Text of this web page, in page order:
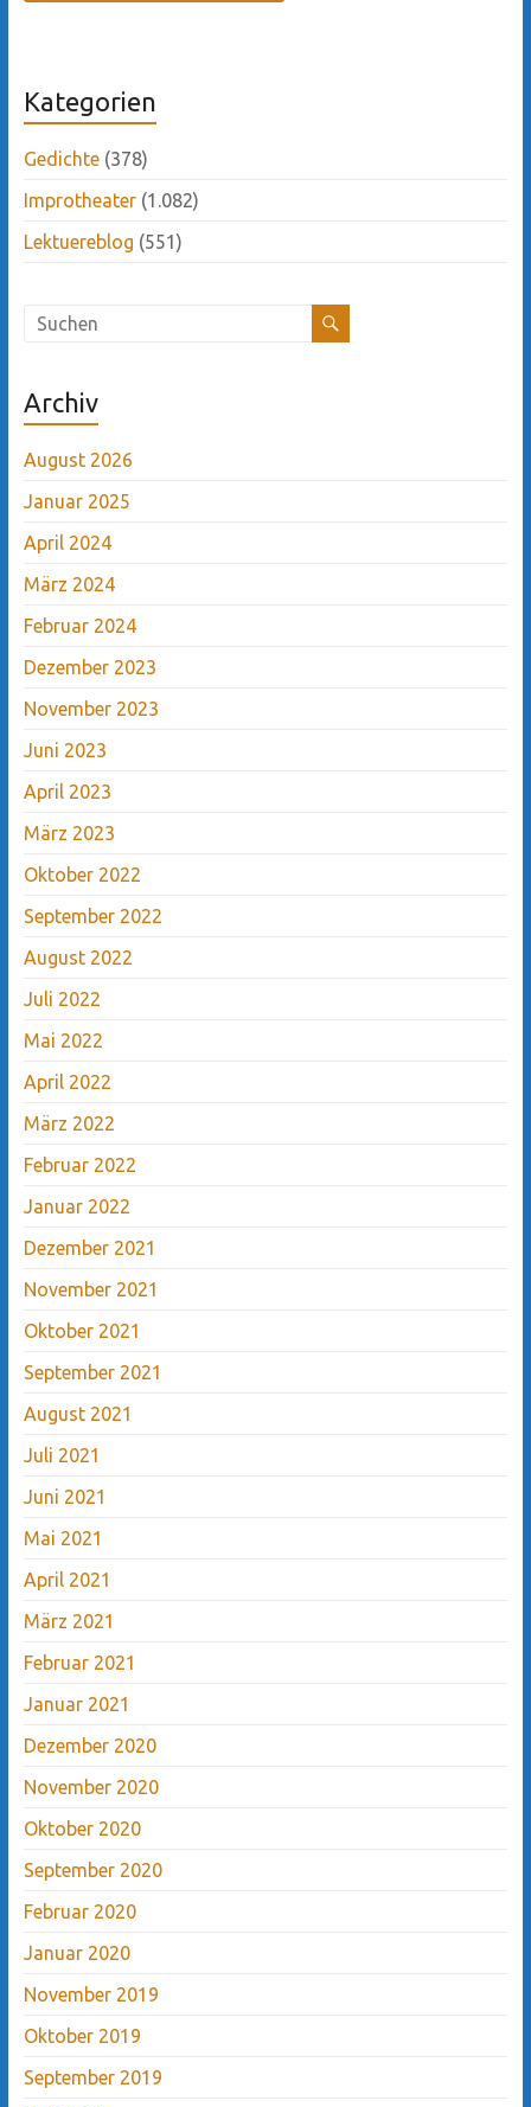
Kategorien
Gedichte(378)
Improtheater(1.082)
Lektuereblog (551)
Archiv
August 2026
Januar 2025
April 2024
März 2024
Februar 2024
Dezember 2023
November 2023
Juni 2023
April 2023
März 2023
Oktober 2022
September 2022
August 2022
Juli 2022
Mai 2022
April 2022
März 2022
Februar 2022
Januar 2022
Dezember 2021
November 2021
Oktober 2021
September 2021
August 2021
Juli 2021
Juni 2021
Mai 2021
April 2021
März 2021
Februar 2021
Januar 2021
Dezember 2020
November 2020
Oktober 2020
September 2020
Februar 2020
Januar 2020
November 2019
Oktober 2019
September 2019